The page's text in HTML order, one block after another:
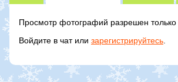
Просмотр фотографий разрешен только
Войдите в чат или зарегистрируйтесь